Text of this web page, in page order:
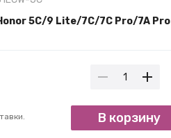
5C/9 Lite/7C/7C Pro/7A Pro
В корзину